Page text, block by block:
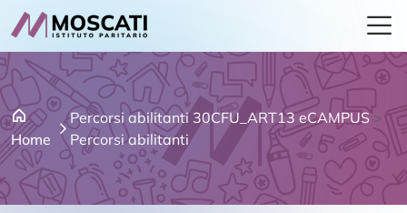
Home
Percorsi abilitanti 30CFU_ART13 eCAMPUS>
Percorsi abilitanti